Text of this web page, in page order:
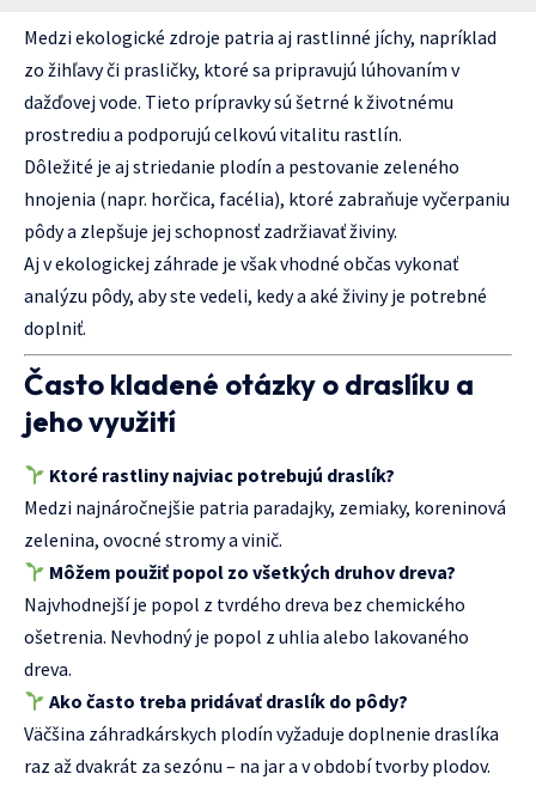
Medzi ekologické zdroje patria aj rastlinné jíchy, napríklad
zo žihľavy či prasličky, ktoré sa pripravujú lúhovaním v
dažďovej vode. Tieto prípravky sú šetrné k životnému
prostrediu a podporujú celkovú vitalitu rastlín.
Dôležité je aj striedanie plodín a pestovanie zeleného
hnojenia (napr. horčica, facélia), ktoré zabraňuje vyčerpaniu
pôdy a zlepšuje jej schopnosť zadržiavať živiny.
Aj v ekologickej záhrade je však vhodné občas vykonať
analýzu pôdy, aby ste vedeli, kedy a aké živiny je potrebné
doplniť.
Často kladené otázky o draslíku a
jeho využití
Ktoré rastliny najviac potrebujú draslík?
Medzi najnáročnejšie patria paradajky, zemiaky, koreninová
zelenina, ovocné stromy a vinič.
Môžem použiť popol zo všetkých druhov dreva?
Najvhodnejší je popol z tvrdého dreva bez chemického
ošetrenia. Nevhodný je popol z uhlia alebo lakovaného
dreva.
Ako často treba pridávať draslík do pôdy?
Väčšina záhradkárskych plodín vyžaduje doplnenie draslíka
raz až dvakrát za sezónu – na jar a v období tvorby plodov.